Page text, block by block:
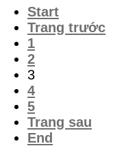
Start
Trang trước
1
2
3
4
5
Trang sau
End